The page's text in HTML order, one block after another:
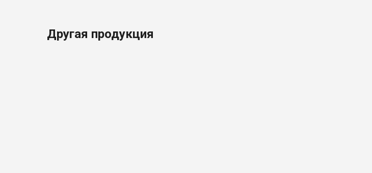
Другая продукция